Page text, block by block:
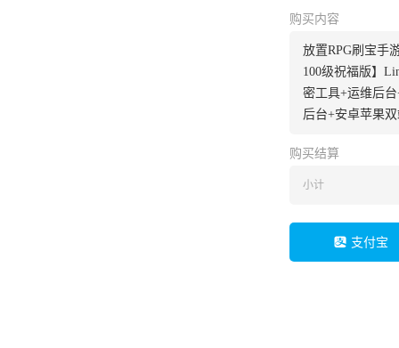
购买内容
放置RPG刷宝手
100级祝福版】
密工具+运维后
后台+安卓苹果
购买结算
小计
支付宝